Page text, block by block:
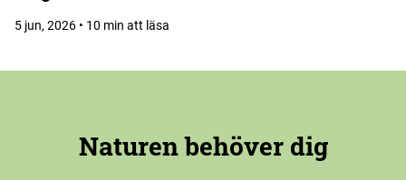
5 jun, 2026 • 10 min att läsa
Naturen behöver dig